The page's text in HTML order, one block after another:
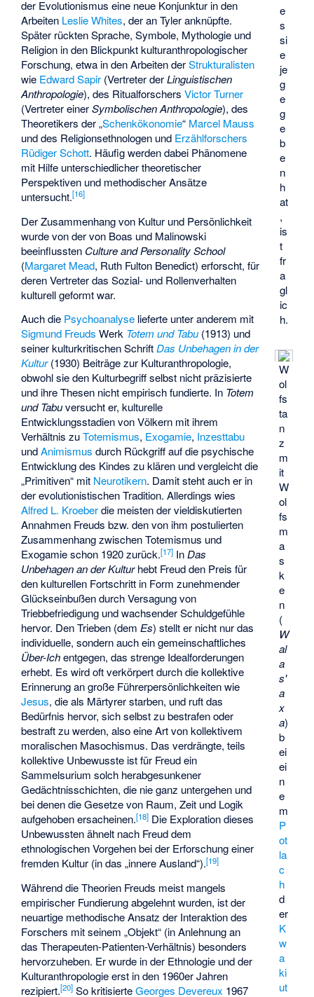
e
s
si
e
je
g
e
g
e
b
e
n
h
at
,
is
t
fr
a
gl
ic
h.
W
ol
fs
ta
n
z
m
it
W
ol
fs
m
a
s
k
e
n
(
W
al
a
s'
a
x
a)
b
ei
ei
n
e
m
P
ot
la
c
h
d
er
K
w
a
ki
ut
der Evolutionismus eine neue Konjunktur in den
Arbeiten Leslie Whites, der an Tyler anknüpfte.
Später rückten Sprache, Symbole, Mythologie und
Religion in den Blickpunkt kulturanthropologischer
Forschung, etwa in den Arbeiten derStrukturalisten
wie Edward Sapir (Vertreter derLinguistischen
Anthropologie), des RitualforschersVictor Turner
(Vertreter einerSymbolischen Anthropologie), des
Theoretikers der „Schenkökonomie“ Marcel Mauss
und des Religionsethnologen und Erzählforschers
Rüdiger Schott. Häufig werden dabei Phänomene
mit Hilfe unterschiedlicher theoretischer
Perspektiven und methodischer Ansätze
untersucht.[16]
Der Zusammenhang von Kultur und Persönlichkeit
wurde von der von Boas und Malinowski
beeinflussten Culture and Personality School
(Margaret Mead, Ruth Fulton Benedict) erforscht, für
deren Vertreter das Sozial- und Rollenverhalten
kulturell geformt war.
Auch die Psychoanalyse lieferte unter anderem mit
Sigmund Freuds Werk Totem und Tabu(1913) und
seiner kulturkritischen SchriftDas Unbehagen in der
Kultur(1930) Beiträge zur Kulturanthropologie,
obwohl sie den Kulturbegriff selbst nicht präzisierte
und ihre Thesen nicht empirisch fundierte. In Totem
und Tabuversucht er, kulturelle
Entwicklungsstadien von Völkern mit ihrem
Verhältnis zuTotemismus, Exogamie, Inzesttabu
undAnimismus durch Rückgriff auf die psychische
Entwicklung des Kindes zu klären und vergleicht die
„Primitiven“ mit Neurotikern. Damit steht auch er in
der evolutionistischen Tradition. Allerdings wies
Alfred L. Kroeberdie meisten der vieldiskutierten
Annahmen Freuds bzw. den von ihm postulierten
Zusammenhang zwischen Totemismus und
Exogamie schon 1920 zurück.[17] InDas
Unbehagen an der Kulturhebt Freud den Preis für
den kulturellen Fortschritt in Form zunehmender
Glückseinbußen durch Versagung von
Triebbefriedigung und wachsender Schuldgefühle
hervor. Den Trieben (demEs) stellt er nicht nur das
individuelle, sondern auch ein gemeinschaftliches
Über-Ichentgegen, das strenge Idealforderungen
erhebt. Es wird oft verkörpert durch die kollektive
Erinnerung an große Führerpersönlichkeiten wie
Jesus, die als Märtyrer starben, und ruft das
Bedürfnis hervor, sich selbst zu bestrafen oder
bestraft zu werden, also eine Art von kollektivem
moralischen Masochismus. Das verdrängte, teils
kollektive Unbewusste ist für Freud ein
Sammelsurium solch herabgesunkener
Gedächtnisschichten, die nie ganz untergehen und
bei denen die Gesetze von Raum, Zeit und Logik
aufgehoben ersacheinen.[18] Die Exploration dieses
Unbewussten ähnelt nach Freud dem
ethnologischen Vorgehen bei der Erforschung einer
fremden Kultur (in das „innere Ausland“).[19]
Während die Theorien Freuds meist mangels
empirischer Fundierung abgelehnt wurden, ist der
neuartige methodische Ansatz der Interaktion des
Forschers mit seinem „Objekt“ (in Anlehnung an
das Therapeuten-Patienten-Verhältnis) besonders
hervorzuheben. Er wurde in der Ethnologie und der
Kulturanthropologie erst in den 1960er Jahren
rezipiert.[20] So kritisierteGeorges Devereux 1967